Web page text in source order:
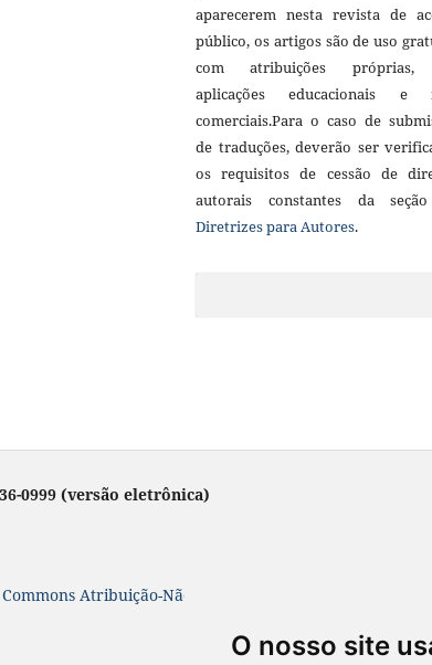
O nosso site
aparecerem nesta revista de
público, os artigos são de uso
com atribuições próprias,
aplicações educacionais e
comerciais.Para o caso de
de traduções, deverão ser
os requisitos de cessão de
autorais constantes da
Diretrizes para Autores.
0999 (versão eletrônica)
Atribuição-NãoComercial-SemDerivações 4.0